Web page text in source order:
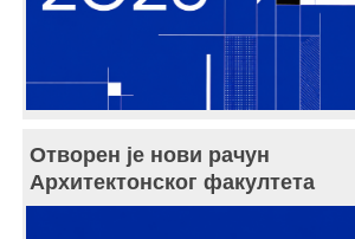
Отворен је нови рачун
Архитектонског факултета